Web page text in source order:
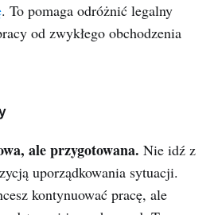
. To pomaga odróżnić legalny
od zwykłego obchodzenia
ale przygotowana. Nie idź z
uporządkowania sytuacji.
kontynuować pracę, ale